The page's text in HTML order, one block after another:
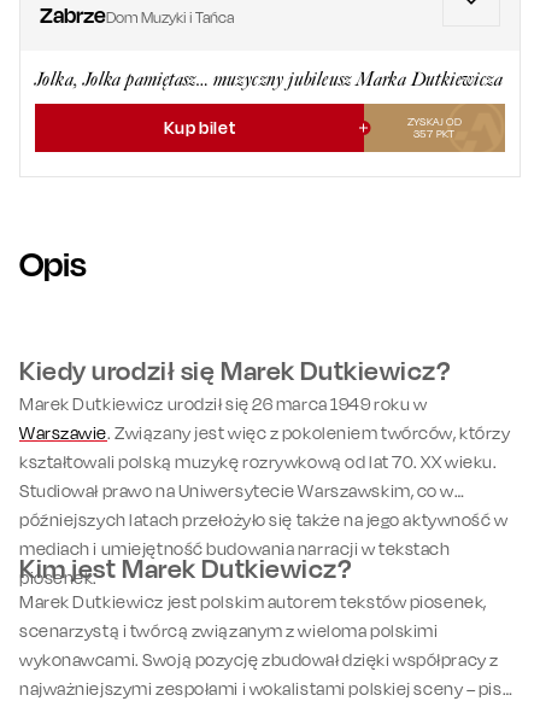
ZabrzeDom Muzyki i Tańca
Jolka, Jolka pamiętasz… muzyczny jubileusz Marka Dutkiewicza
Kup bilet
ZYSKAJ OD
357 PKT
Opis
Kiedy urodził się Marek Dutkiewicz?
Marek Dutkiewicz urodził się 26 marca 1949 roku w
Warszawie. Związany jest więc z pokoleniem twórców, którzy
kształtowali polską muzykę rozrywkową od lat 70. XX wieku.
Studiował prawo na Uniwersytecie Warszawskim, co w
późniejszych latach przełożyło się także na jego aktywność w
mediach i umiejętność budowania narracji w tekstach
piosenek.
Kim jest Marek Dutkiewicz?
Marek Dutkiewicz jest polskim autorem tekstów piosenek,
scenarzystą i twórcą związanym z wieloma polskimi
wykonawcami. Swoją pozycję zbudował dzięki współpracy z
najważniejszymi zespołami i wokalistami polskiej sceny – pisał